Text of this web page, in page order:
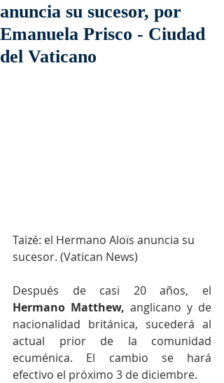
anuncia su sucesor, por
Emanuela Prisco - Ciudad
del Vaticano
Taizé: el Hermano Aloïs anuncia su
sucesor. (Vatican News)
Hermano Matthew, anglicano y de
nacionalidad británica, sucederá al
actual prior de la comunidad
ecuménica. El cambio se hará
efectivo el próximo 3 de diciembre.